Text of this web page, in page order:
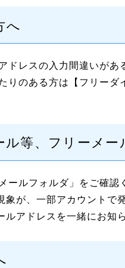
へ
レスの入力間違いがあ
りのある方は【フリー
等、フリーメー
ルフォルダ」をご確認
が、一部アカウント
アドレスを一緒にお知